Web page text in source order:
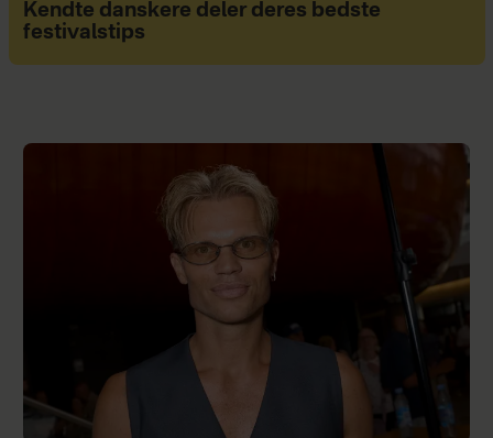
Kendte danskere deler deres bedste
festivalstips